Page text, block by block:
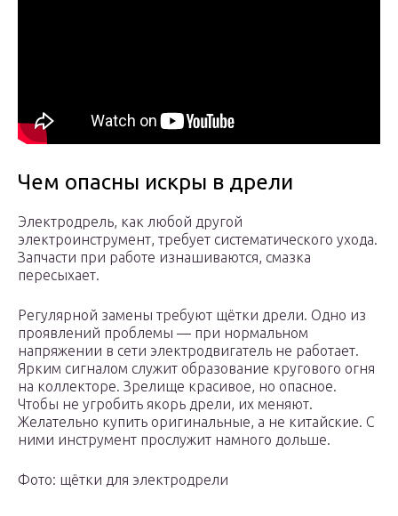
Чем опасны искры в дрели
Электродрель, как любой другой
электроинструмент, требует систематического ухода.
Запчасти при работе изнашиваются, смазка
пересыхает.
Регулярной замены требуют щётки дрели. Одно из
проявлений проблемы — при нормальном
напряжении в сети электродвигатель не работает.
Ярким сигналом служит образование кругового огня
на коллекторе. Зрелище красивое, но опасное.
Чтобы не угробить якорь дрели, их меняют.
Желательно купить оригинальные, а не китайские. С
ними инструмент прослужит намного дольше.
Фото: щётки для электродрели